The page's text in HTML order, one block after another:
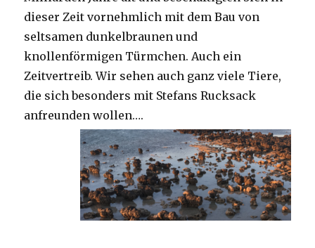
dieser Zeit vornehmlich mit dem Bau von
seltsamen dunkelbraunen und
knollenförmigen Türmchen. Auch ein
Zeitvertreib. Wir sehen auch ganz viele Tiere,
die sich besonders mit Stefans Rucksack
anfreunden wollen….